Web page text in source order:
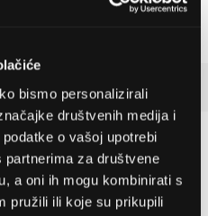
bismo personalizirali
društvenih medija i
o vašoj upotrebi
partnerima za društvene
a oni ih mogu kombinirati s
pružili ili koje su prikupili
509,99 EUR
5